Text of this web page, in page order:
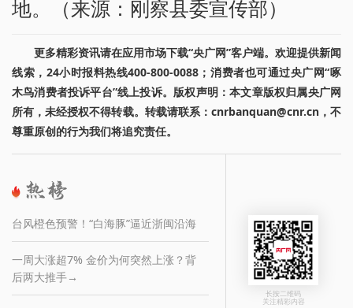
地。（来源：刚察县委宣传部）
更多精彩资讯请在应用市场下载“央广网”客户端。欢迎提供新闻
线索，24小时报料热线400-800-0088；消费者也可通过央广网“啄
木鸟消费者投诉平台”线上投诉。版权声明：本文章版权归属央广网
所有，未经授权不得转载。转载请联系：cnrbanquan@cnr.cn，不
尊重原创的行为我们将追究责任。
台风橙色预警！“白海豚”逼近浙闽沿海
一周大涨超7% 金价为何突然上涨？背
后两大推手→
长按二维码
关注精彩内容